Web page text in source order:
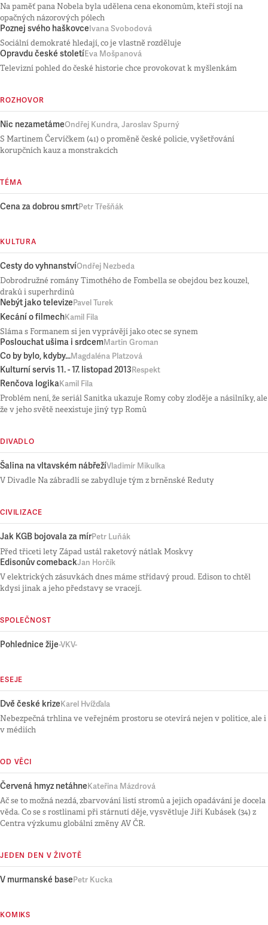
Na paměť pana Nobela byla udělena cena ekonomům, kteří stojí na
opačných názorových pólech
Poznej svého haškovce Ivana Svobodová
Sociální demokraté hledají, co je vlastně rozděluje
Opravdu české stoletíEva Mošpanová
Televizní pohled do české historie chce provokovat k myšlenkám
ROZHOVOR
Nic nezametámeOndřej Kundra, Jaroslav Spurný
S Martinem Červíčkem (41) o proměně české policie, vyšetřování
korupčních kauz a monstrakcích
TÉMA
Cena za dobrou smrtPetr Třešňák
KULTURA
Cesty do vyhnanstvíOndřej Nezbeda
Dobrodružné romány Timothého de Fombella se obejdou bez kouzel,
draků i superhrdinů
Nebýt jako televizePavel Turek
Kecání o filmechKamil Fila
Sláma s Formanem si jen vyprávějí jako otec se synem
Poslouchat ušima i srdcemMartin Groman
Co by bylo, kdyby...Magdaléna Platzová
Kulturní servis 11. - 17. listopad 2013Respekt
Renčova logikaKamil Fila
Problém není, že seriál Sanitka ukazuje Romy coby zloděje a násilníky, ale
že v jeho světě neexistuje jiný typ Romů
DIVADLO
Šalina na vltavském nábřežíVladimír Mikulka
V Divadle Na zábradlí se zabydluje tým z brněnské Reduty
CIVILIZACE
Jak KGB bojovala za mírPetr Luňák
Před třiceti lety Západ ustál raketový nátlak Moskvy
Edisonův comebackJan Horčík
V elektrických zásuvkách dnes máme střídavý proud. Edison to chtěl
kdysi jinak a jeho představy se vracejí.
SPOLEČNOST
Pohlednice žije-VKV-
ESEJE
Dvě české krizeKarel Hvížďala
Nebezpečná trhlina ve veřejném prostoru se otevírá nejen v politice, ale i
v médiích
OD VĚCI
Červená hmyz netáhneKateřina Mázdrová
Ač se to možná nezdá, zbarvování listí stromů a jejich opadávání je docela
věda. Co se s rostlinami při stárnutí děje, vysvětluje Jiří Kubásek (34) z
Centra výzkumu globální změny AV ČR.
JEDEN DEN V ŽIVOTĚ
V murmanské basePetr Kucka
KOMIKS